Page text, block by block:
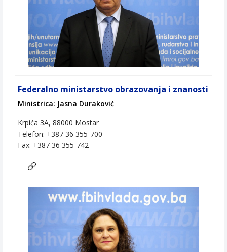
Federalno ministarstvo obrazovanja i znanosti
Ministrica: Jasna Duraković
Krpića 3A, 88000 Mostar
Telefon: +387 36 355-700
Fax: +387 36 355-742